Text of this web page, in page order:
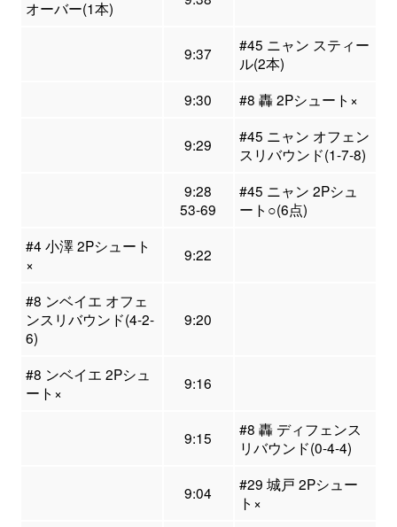
オーバー(1本)
9:37
#45 ニャン スティー
ル(2本)
9:30
#8 轟 2Pシュート×
9:29
#45 ニャン オフェン
スリバウンド(1-7-8)
9:28
53-69
#45 ニャン 2Pシュ
ート○(6点)
#4 小澤 2Pシュート
×
9:22
#8 ンベイエ オフェ
ンスリバウンド(4-2-
6)
9:20
#8 ンベイエ 2Pシュ
ート×
9:16
9:15
#8 轟 ディフェンス
リバウンド(0-4-4)
9:04
#29 城戸 2Pシュー
ト×